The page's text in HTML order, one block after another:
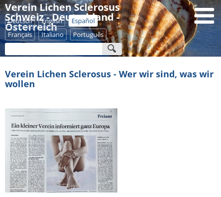
Verein Lichen Sclerosus
Schweiz - Deutschland -
Österreich
Deutsch English
Español
Français
Italiano Português
Verein Lichen Sclerosus - Wer wir sind, was wir
wollen